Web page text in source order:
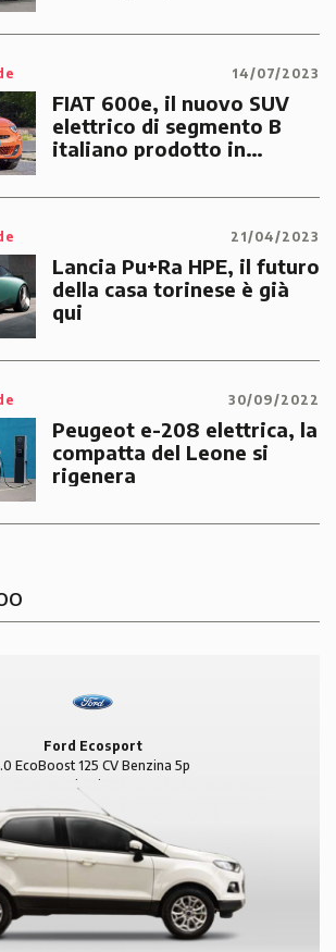
14/07/2023
FIAT 600e, il nuovo SUV
elettrico di segmento B
italiano prodotto in
21/04/2023
Lancia Pu+Ra HPE, il futuro
della casa torinese è già
qui
30/09/2022
Peugeot e-208 elettrica, la
compatta del Leone si
rigenera
Ford Ecosport
EcoBoost 125 CV Benzina 5p
Titanium